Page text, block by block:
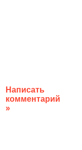
Написать
комментарий
»